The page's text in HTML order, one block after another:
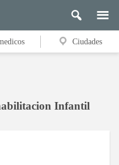
Ciudades
Infantil